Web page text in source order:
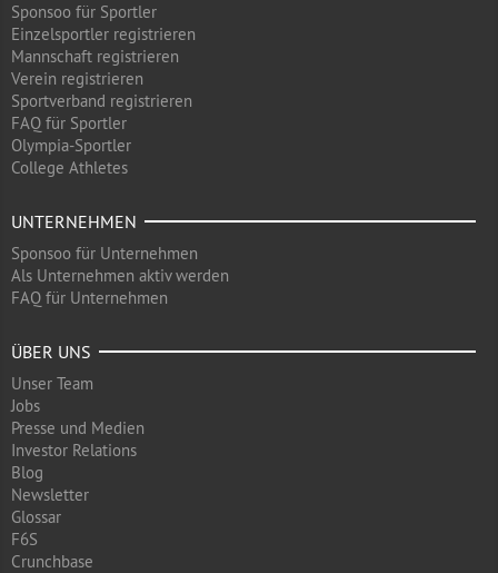
Sponsoo für Sportler
Einzelsportler registrieren
Mannschaft registrieren
Verein registrieren
Sportverband registrieren
FAQ für Sportler
Olympia-Sportler
College Athletes
UNTERNEHMEN
Sponsoo für Unternehmen
Als Unternehmen aktiv werden
FAQ für Unternehmen
ÜBER UNS
Unser Team
Jobs
Presse und Medien
Investor Relations
Blog
Newsletter
Glossar
F6S
Crunchbase